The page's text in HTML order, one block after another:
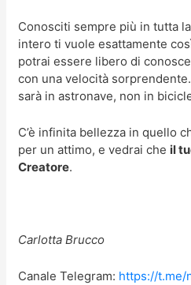
Conosciti sempre più in tutta
intero ti vuole esattamente
potrai essere libero di
con una velocità
sarà in astronave, non in
C’è infinita bellezza in quello
per un attimo, e vedrai che il
Creatore.
Carlotta Brucco
Canale Telegram: https://t.me/